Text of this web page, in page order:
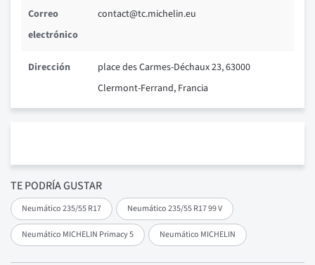
TE PODRÍA GUSTAR
Neumático 235/55 R17 Neumático 235/55 R17 99 V
Neumático MICHELIN Primacy 5 Neumático MICHELIN
Correo
electrónico
contact@tc.michelin.eu
Dirección
place des Carmes-Déchaux 23, 63000
Clermont-Ferrand, Francia